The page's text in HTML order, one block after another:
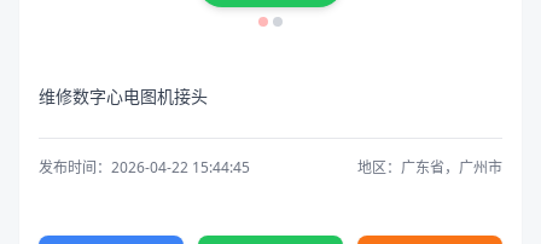
维修数字心电图机接头
发布时间：2026-04-22 15:44:45 地区：广东省，广州市